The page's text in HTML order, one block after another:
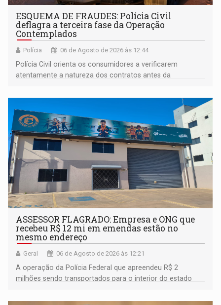
ESQUEMA DE FRAUDES: Polícia Civil
deflagra a terceira fase da Operação
Contemplados
Polícia 06 de Agosto de 2026 às 12:44
Polícia Civil orienta os consumidores a verificarem
atentamente a natureza dos contratos antes da
ASSESSOR FLAGRADO: Empresa e ONG que
recebeu R$ 12 mi em emendas estão no
mesmo endereço
Geral 06 de Agosto de 2026 às 12:21
A operação da Polícia Federal que apreendeu R$ 2
milhões sendo transportados para o interior do estado
ligação do suspeito com um deputado federal do União